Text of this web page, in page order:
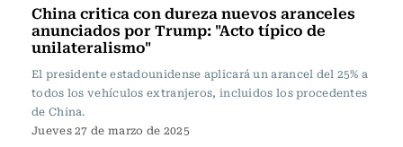
China critica con dureza nuevos aranceles
anunciados por Trump: "Acto típico de
unilateralismo"
El presidente estadounidense aplicará un arancel del 25% a
todos los vehículos extranjeros, incluidos los procedentes
de China.
Jueves 27 de marzo de 2025